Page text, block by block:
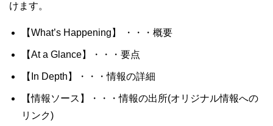
けます。
【What’s Happening】 ・・・概要
【At a Glance】・・・要点
【In Depth】・・・情報の詳細
【情報ソース】・・・情報の出所(オリジナル情報への
リンク)